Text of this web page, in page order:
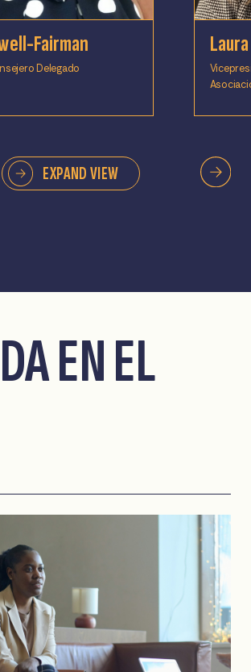
Fairman
Delegado
EXPAND VIEW
EN EL